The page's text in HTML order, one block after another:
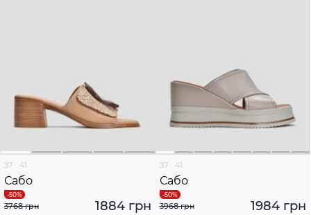
37 41
Сабо
1884 грн
3768 грн
37 41
Сабо
1984 грн
3968 грн